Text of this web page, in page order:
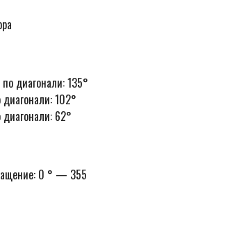
диагонали: 135°
102°
62°
0 ° — 355